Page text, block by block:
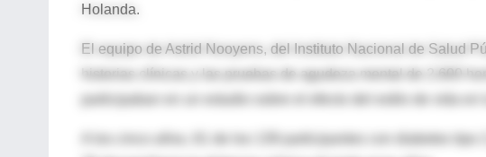
Holanda.
El equipo de Astrid Nooyens, del Instituto Nacional de Salud
historias clínicas y las pruebas de agudeza mental de 2.600